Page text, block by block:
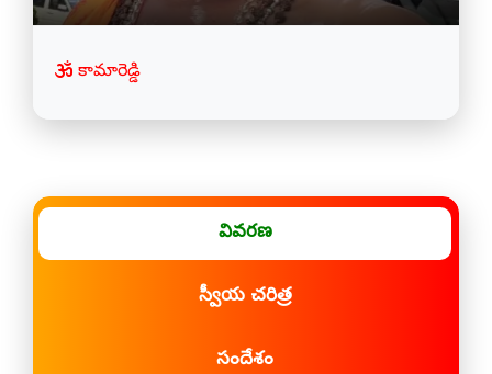
కామారెడ్డి
వివరణ
స్వీయ చరిత్ర
సందేశం